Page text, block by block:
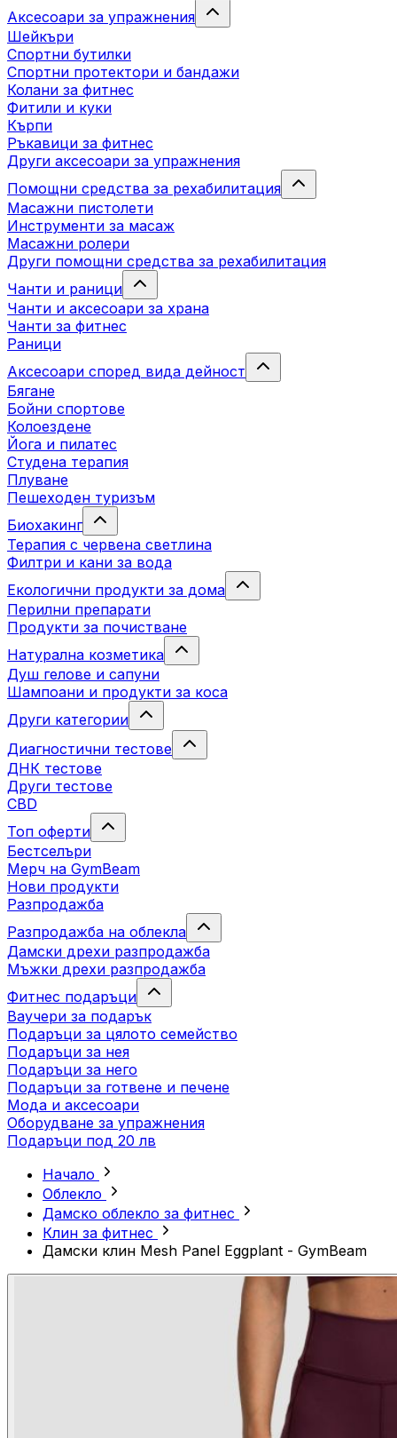
Аксесоари за упражнения
Шейкъри
Спортни бутилки
Спортни протектори и бандажи
Колани за фитнес
Фитили и куки
Кърпи
Ръкавици за фитнес
Други аксесоари за упражнения
Помощни средства за рехабилитация
Масажни пистолети
Инструменти за масаж
Масажни ролери
Други помощни средства за рехабилитация
Чанти и раници
Чанти и аксесоари за храна
Чанти за фитнес
Раници
Аксесоари според вида дейност
Бягане
Бойни спортове
Колоездене
Йога и пилатес
Студена терапия
Плуване
Пешеходен туризъм
Биохакинг
Терапия с червена светлина
Филтри и кани за вода
Екологични продукти за дома
Перилни препарати
Продукти за почистване
Натурална козметика
Душ гелове и сапуни
Шампоани и продукти за коса
Други категории
Диагностични тестове
ДНК тестове
Други тестове
CBD
Топ оферти
Бестселъри
Мерч на GymBeam
Нови продукти
Разпродажба
Разпродажба на облекла
Дамски дрехи разпродажба
Мъжки дрехи разпродажба
Фитнес подаръци
Ваучери за подарък
Подаръци за цялото семейство
Подаръци за нея
Подаръци за него
Подаръци за готвене и печене
Мода и аксесоари
Оборудване за упражнения
Подаръци под 20 лв
Начало
Облекло
Дамско облекло за фитнес
Клин за фитнес
Дамски клин Mesh Panel Eggplant - GymBeam